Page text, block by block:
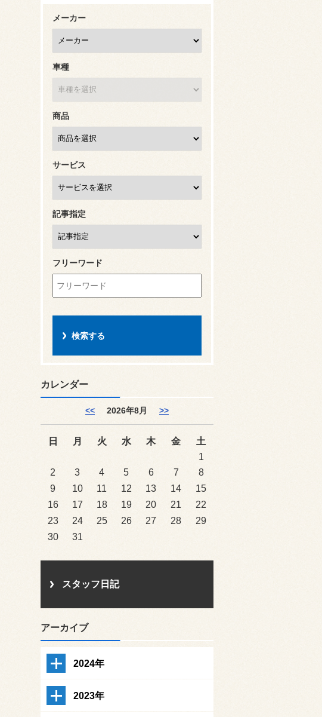
メーカー
車種
商品
サービス
記事指定
フリーワード
カレンダー
<< 2026年8月 >>
日 月 火 水 木 金
土
1
2
3 4 5 6 7
8
9
10 11 12 13 14
15
16
17 18 19 20 21
22
23
24 25 26 27 28
29
30
31
スタッフ日記
アーカイブ
2024年
2023年